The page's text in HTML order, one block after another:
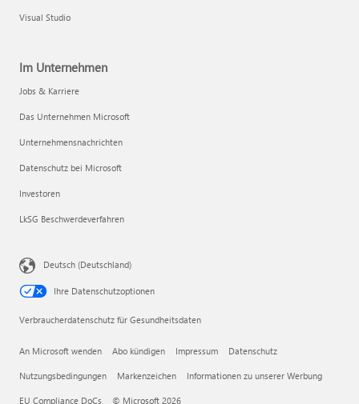
Visual Studio
Im Unternehmen
Jobs & Karriere
Das Unternehmen Microsoft
Unternehmensnachrichten
Datenschutz bei Microsoft
Investoren
LkSG Beschwerdeverfahren
Deutsch (Deutschland)
Ihre Datenschutzoptionen
Verbraucherdatenschutz für Gesundheitsdaten
An Microsoft wenden Abo kündigen Impressum Datenschutz
Nutzungsbedingungen Markenzeichen Informationen zu unserer Werbung
EU Compliance DoCs © Microsoft 2026